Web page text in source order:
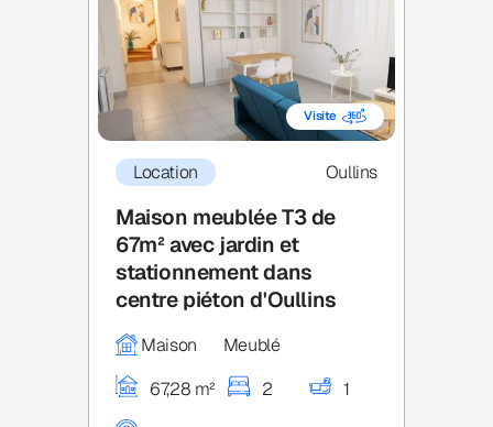
Visite
Location Oullins
Maison meublée T3 de
67m² avec jardin et
stationnement dans
centre piéton d'Oullins
Maison
Meublé
67,28 m²
2 1